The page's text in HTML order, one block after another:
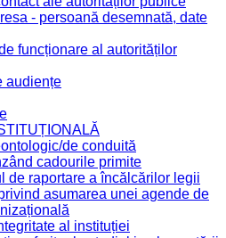
- persoană desemnată, date
funcționare al autorităților
audiențe
de conduită
cadourile primite
de raportare a încălcărilor legii
asumarea unei agende de
al instituției